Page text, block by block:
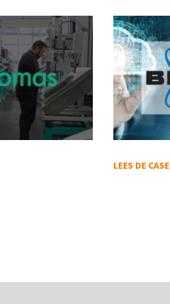
LEES DE CASE